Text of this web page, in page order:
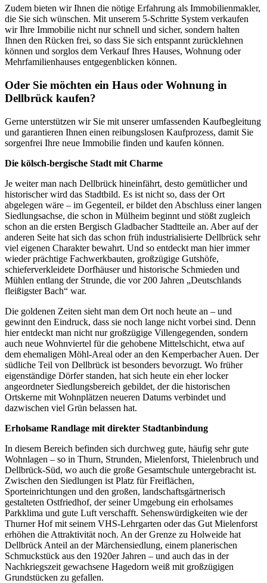
Zudem bieten wir Ihnen die nötige Erfahrung als Immobilienmakler,
die Sie sich wünschen. Mit unserem 5-Schritte System verkaufen
wir Ihre Immobilie nicht nur schnell und sicher, sondern halten
Ihnen den Rücken frei, so dass Sie sich entspannt zurücklehnen
können und sorglos dem Verkauf Ihres Hauses, Wohnung oder
Mehrfamilienhauses entgegenblicken können.
Oder Sie möchten ein Haus oder Wohnung in
Dellbrück kaufen?
Gerne unterstützen wir Sie mit unserer umfassenden Kaufbegleitung
und garantieren Ihnen einen reibungslosen Kaufprozess, damit Sie
sorgenfrei Ihre neue Immobilie finden und kaufen können.
Die kölsch-bergische Stadt mit Charme
Je weiter man nach Dellbrück hineinfährt, desto gemütlicher und
historischer wird das Stadtbild. Es ist nicht so, dass der Ort
abgelegen wäre – im Gegenteil, er bildet den Abschluss einer langen
Siedlungsachse, die schon in Mülheim beginnt und stößt zugleich
schon an die ersten Bergisch Gladbacher Stadtteile an. Aber auf der
anderen Seite hat sich das schon früh industrialisierte Dellbrück sehr
viel eigenen Charakter bewahrt. Und so entdeckt man hier immer
wieder prächtige Fachwerkbauten, großzügige Gutshöfe,
schieferverkleidete Dorfhäuser und historische Schmieden und
Mühlen entlang der Strunde, die vor 200 Jahren „Deutschlands
fleißigster Bach“ war.
Die goldenen Zeiten sieht man dem Ort noch heute an – und
gewinnt den Eindruck, dass sie noch lange nicht vorbei sind. Denn
hier entdeckt man nicht nur großzügige Villengegenden, sondern
auch neue Wohnviertel für die gehobene Mittelschicht, etwa auf
dem ehemaligen Möhl-Areal oder an den Kemperbacher Auen. Der
südliche Teil von Dellbrück ist besonders bevorzugt. Wo früher
eigenständige Dörfer standen, hat sich heute ein eher locker
angeordneter Siedlungsbereich gebildet, der die historischen
Ortskerne mit Wohnplätzen neueren Datums verbindet und
dazwischen viel Grün belassen hat.
Erholsame Randlage mit direkter Stadtanbindung
In diesem Bereich befinden sich durchweg gute, häufig sehr gute
Wohnlagen – so in Thurn, Strunden, Mielenforst, Thielenbruch und
Dellbrück-Süd, wo auch die große Gesamtschule untergebracht ist.
Zwischen den Siedlungen ist Platz für Freiflächen,
Sporteinrichtungen und den großen, landschaftsgärtnerisch
gestalteten Ostfriedhof, der seiner Umgebung ein erholsames
Parkklima und gute Luft verschafft. Sehenswürdigkeiten wie der
Thurner Hof mit seinem VHS-Lehrgarten oder das Gut Mielenforst
erhöhen die Attraktivität noch. An der Grenze zu Holweide hat
Dellbrück Anteil an der Märchensiedlung, einem planerischen
Schmuckstück aus den 1920er Jahren – und auch das in der
Nachkriegszeit gewachsene Hagedorn weiß mit großzügigen
Grundstücken zu gefallen.